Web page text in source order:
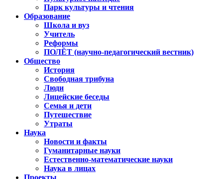
Парк культуры и чтения
Образование
Школа и вуз
Учитель
Реформы
ПОЛЁТ (научно-педагогический вестник)
Общество
История
Свободная трибуна
Люди
Лицейские беседы
Семья и дети
Путешествие
Утраты
Наука
Новости и факты
Гуманитарные науки
Естественно-математические науки
Наука в лицах